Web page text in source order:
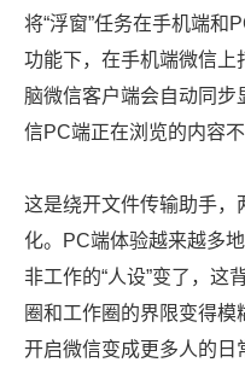
将“浮窗”任务在手机端和
功能下，在手机端微信上
脑微信客户端会自动同
信PC端正在浏览的内容
这是绕开文件传输助手，
化。
PC端体验越来越多
非工作的“人设”变了，这
圈和工作圈的界限变得模
开启微信变成更多人的